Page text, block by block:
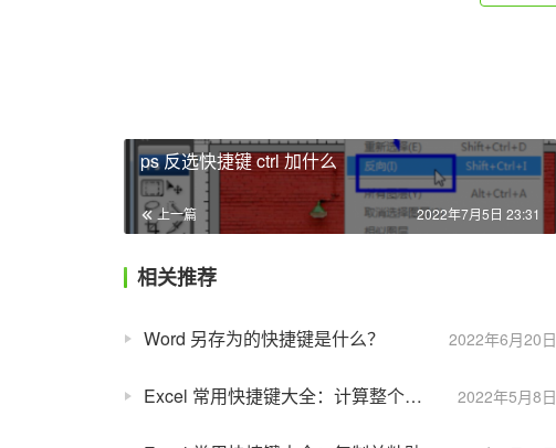
ps 反选快捷键 ctrl 加什么
上一篇 2022年7月5日 23:31
相关推荐
2022年6月20日
Word 另存为的快捷键是什么？
2022年5月8日
Excel 常用快捷键大全：计算整个工作簿